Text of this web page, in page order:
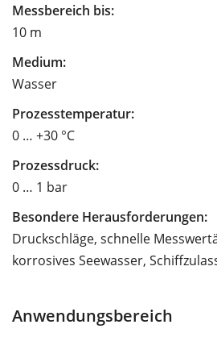
Messbereich bis:
10 m
Medium:
Wasser
Prozesstemperatur:
0 … +30 °C
Prozessdruck:
0 … 1 bar
Besondere Herausforderungen:
Druckschläge, schnelle
korrosives Seewasser,
Anwendungsbereich